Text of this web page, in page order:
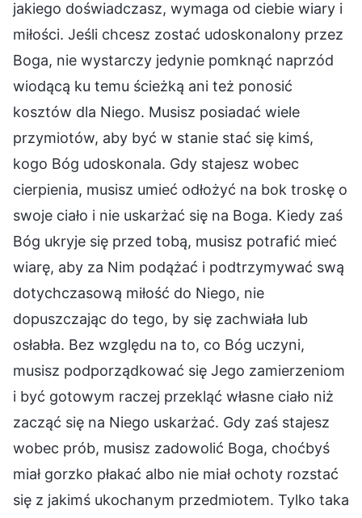
jakiego doświadczasz, wymaga od ciebie wiary i
miłości. Jeśli chcesz zostać udoskonalony przez
Boga, nie wystarczy jedynie pomknąć naprzód
wiodącą ku temu ścieżką ani też ponosić
kosztów dla Niego. Musisz posiadać wiele
przymiotów, aby być w stanie stać się kimś,
kogo Bóg udoskonala. Gdy stajesz wobec
cierpienia, musisz umieć odłożyć na bok troskę o
swoje ciało i nie uskarżać się na Boga. Kiedy zaś
Bóg ukryje się przed tobą, musisz potrafić mieć
wiarę, aby za Nim podążać i podtrzymywać swą
dotychczasową miłość do Niego, nie
dopuszczając do tego, by się zachwiała lub
osłabła. Bez względu na to, co Bóg uczyni,
musisz podporządkować się Jego zamierzeniom
i być gotowym raczej przekląć własne ciało niż
zacząć się na Niego uskarżać. Gdy zaś stajesz
wobec prób, musisz zadowolić Boga, choćbyś
miał gorzko płakać albo nie miał ochoty rozstać
się z jakimś ukochanym przedmiotem. Tylko taka